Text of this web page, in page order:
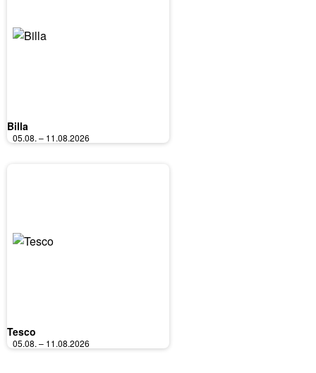
Billa
05.08. – 11.08.2026
Tesco
05.08. – 11.08.2026